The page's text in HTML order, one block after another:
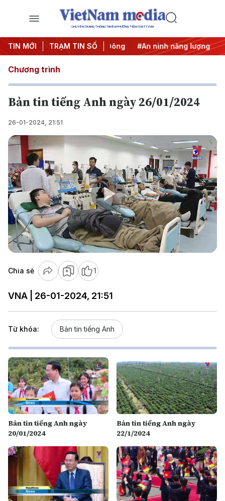
CHUYÊN TRANG THÔNG TIN ĐA PHƯƠNG TIỆN CỦA TTXVN
TIN MỚI TRẠM TIN SỐ
#Căng thẳng Trung Đông #An ninh năng lượng
Chương trình
Bản tin tiếng Anh ngày 26/01/2024
26-01-2024, 21:51
Play
Video
Chia sẻ 1
VNA | 26-01-2024, 21:51
Từ khóa: Bản tin tiếng Anh
Bản tin tiếng Anh ngày
20/01/2024
Bản tin tiếng Anh ngày
22/1/2024